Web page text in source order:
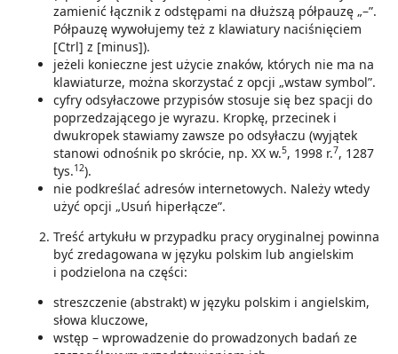
zamienić łącznik z odstępami na dłuższą półpauzę „–”.
Półpauzę wywołujemy też z klawiatury naciśnięciem
[Ctrl] z [minus]).
jeżeli konieczne jest użycie znaków, których nie ma na
klawiaturze, można skorzystać z opcji „wstaw symbol”.
cyfry odsyłaczowe przypisów stosuje się bez spacji do
poprzedzającego je wyrazu. Kropkę, przecinek i
dwukropek stawiamy zawsze po odsyłaczu (wyjątek
stanowi odnośnik po skrócie, np. XX w.5, 1998 r.7, 1287
tys.12).
nie podkreślać adresów internetowych. Należy wtedy
użyć opcji „Usuń hiperłącze”.
Treść artykułu w przypadku pracy oryginalnej powinna
być zredagowana w języku polskim lub angielskim
i podzielona na części:
streszczenie (abstrakt) w języku polskim i angielskim,
słowa kluczowe,
wstęp – wprowadzenie do prowadzonych badań ze